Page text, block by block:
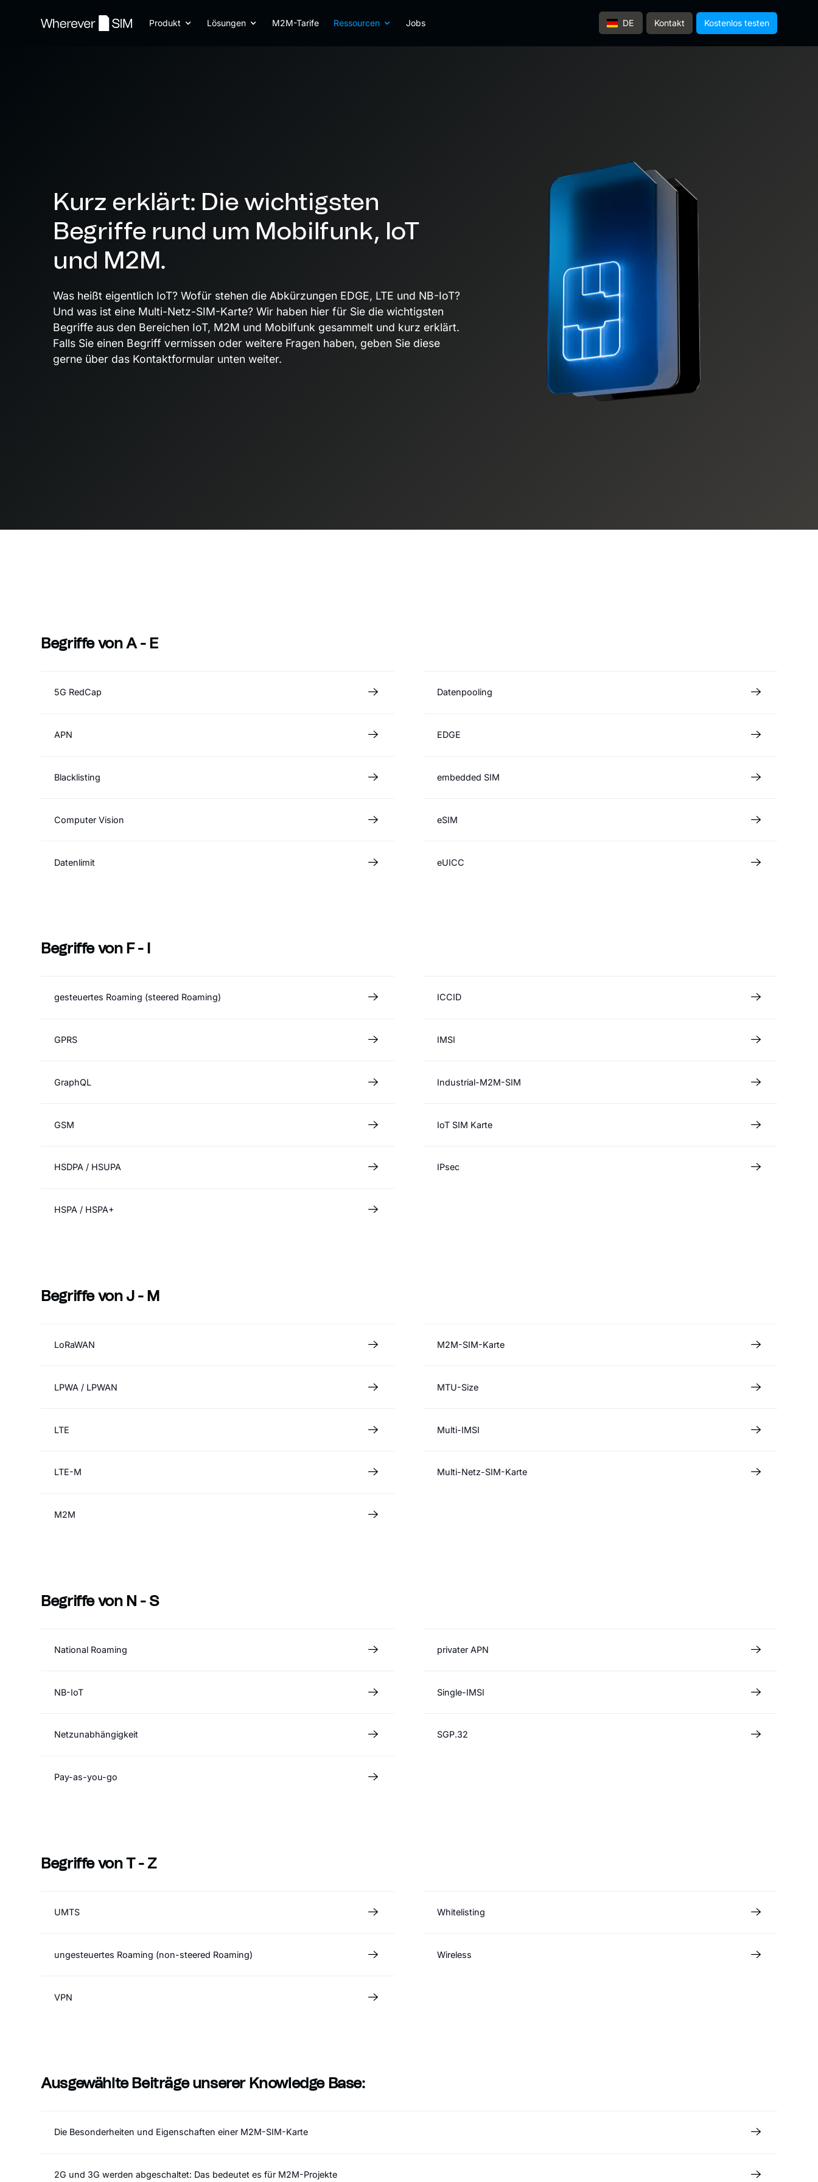
Produkt Lösungen M2M-Tarife Ressourcen Jobs DE Kontakt Kostenlos testen
Kurz erklärt: Die wichtigsten
Begriffe rund um Mobilfunk, IoT
und M2M.
Was heißt eigentlich IoT? Wofür stehen die Abkürzungen EDGE, LTE und NB-IoT?
Und was ist eine Multi-Netz-SIM-Karte? Wir haben hier für Sie die wichtigsten
Begriffe aus den Bereichen IoT, M2M und Mobilfunk gesammelt und kurz erklärt.
Falls Sie einen Begriff vermissen oder weitere Fragen haben, geben Sie diese
gerne über das Kontaktformular unten weiter.
Begriffe von A - E
5G RedCap
APN
Blacklisting
Computer Vision
Datenlimit
Datenpooling
EDGE
embedded SIM
eSIM
eUICC
Begriffe von F - I
gesteuertes Roaming (steered Roaming)
GPRS
GraphQL
GSM
HSDPA / HSUPA
HSPA / HSPA+
ICCID
IMSI
Industrial-M2M-SIM
IoT SIM Karte
IPsec
Begriffe von J - M
LoRaWAN
LPWA / LPWAN
LTE
LTE-M
M2M
M2M-SIM-Karte
MTU-Size
Multi-IMSI
Multi-Netz-SIM-Karte
Begriffe von N - S
National Roaming
NB-IoT
Netzunabhängigkeit
Pay-as-you-go
privater APN
Single-IMSI
SGP.32
Begriffe von T - Z
UMTS
ungesteuertes Roaming (non-steered Roaming)
VPN
Whitelisting
Wireless
Ausgewählte Beiträge unserer Knowledge Base:
Die Besonderheiten und Eigenschaften einer M2M-SIM-Karte
2G und 3G werden abgeschaltet: Das bedeutet es für M2M-Projekte